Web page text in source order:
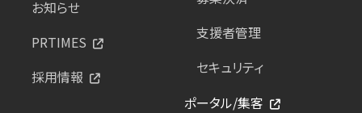
お知らせ
PRTIMES
採用情報
支援者管理
セキュリティ
ポータル/集客